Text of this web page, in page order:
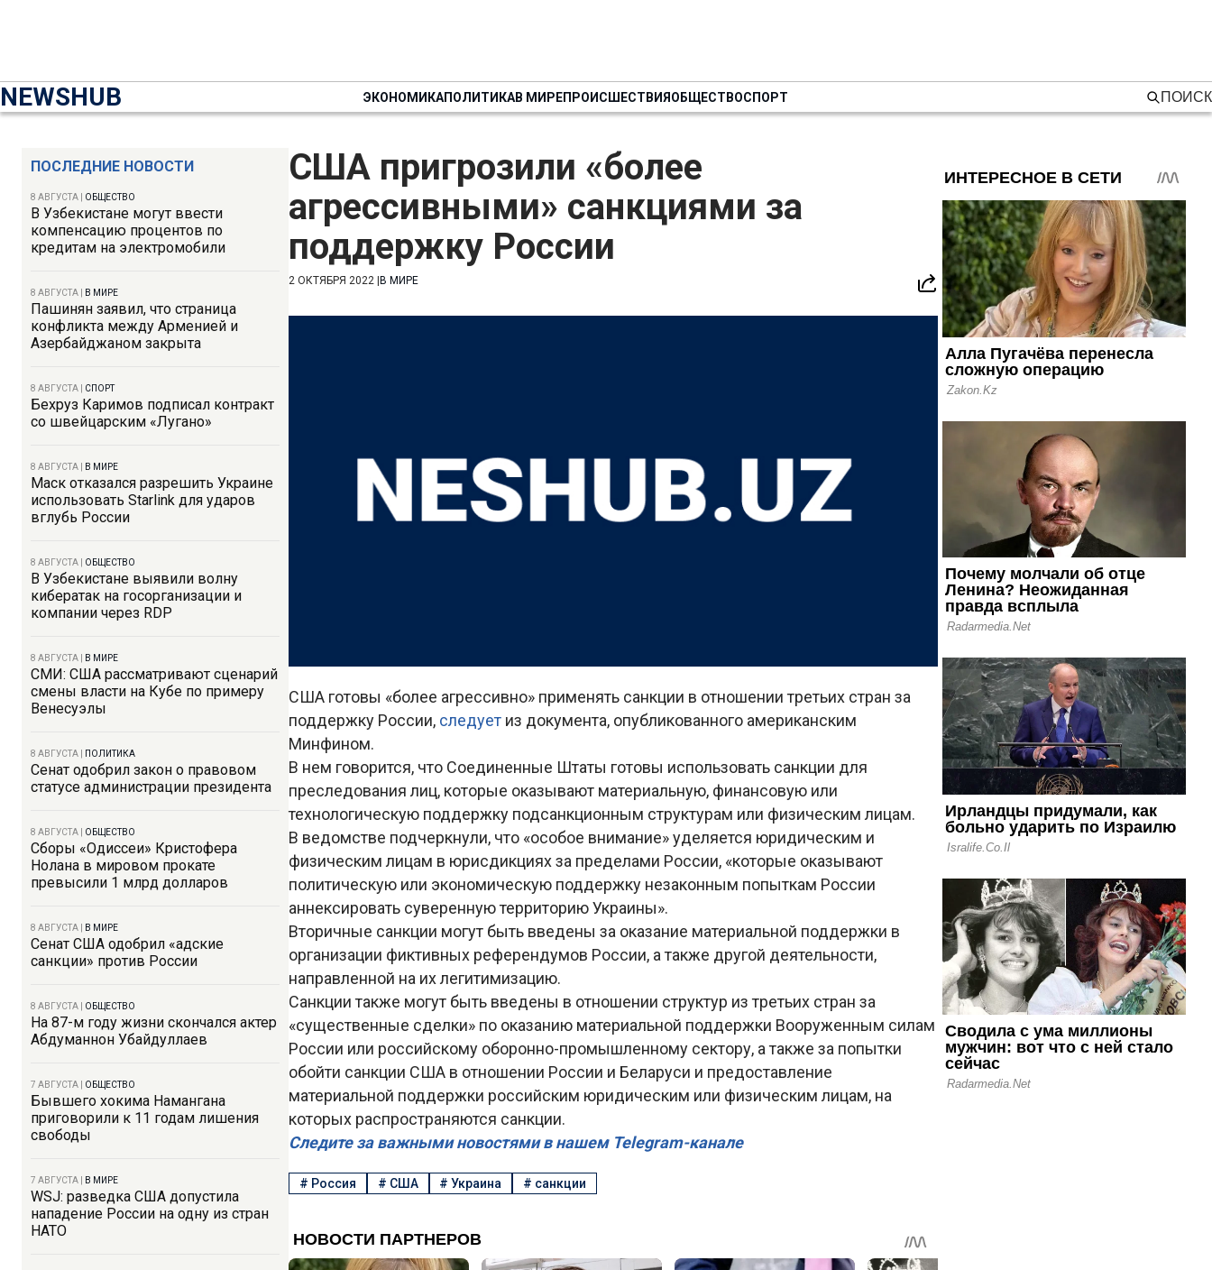
NEWSHUB ЭКОНОМИКАПОЛИТИКАВ МИРЕПРОИСШЕСТВИЯОБЩЕСТВОСПОРТ ПОИСК
ПОСЛЕДНИЕ НОВОСТИ
8 АВГУСТА ОБЩЕСТВО
В Узбекистане могут ввести
компенсацию процентов по
кредитам на электромобили
8 АВГУСТА В МИРЕ
Пашинян заявил, что страница
конфликта между Арменией и
Азербайджаном закрыта
8 АВГУСТА СПОРТ
Бехруз Каримов подписал контракт
со швейцарским «Лугано»
8 АВГУСТА В МИРЕ
Маск отказался разрешить Украине
использовать Starlink для ударов
вглубь России
8 АВГУСТА ОБЩЕСТВО
В Узбекистане выявили волну
кибератак на госорганизации и
компании через RDP
8 АВГУСТА В МИРЕ
СМИ: США рассматривают сценарий
смены власти на Кубе по примеру
Венесуэлы
8 АВГУСТА ПОЛИТИКА
Сенат одобрил закон о правовом
статусе администрации президента
8 АВГУСТА ОБЩЕСТВО
Сборы «Одиссеи» Кристофера
Нолана в мировом прокате
превысили 1 млрд долларов
8 АВГУСТА В МИРЕ
Сенат США одобрил «адские
санкции» против России
8 АВГУСТА ОБЩЕСТВО
На 87-м году жизни скончался актер
Абдуманнон Убайдуллаев
7 АВГУСТА ОБЩЕСТВО
Бывшего хокима Намангана
приговорили к 11 годам лишения
свободы
7 АВГУСТА В МИРЕ
WSJ: разведка США допустила
нападение России на одну из стран
НАТО
США пригрозили «более
агрессивными» санкциями за
поддержку России
2 ОКТЯБРЯ 2022 В МИРЕ
США готовы «более агрессивно» применять санкции в отношении третьих стран за
поддержку России, следует из документа, опубликованного американским
Минфином.
В нем говорится, что Соединенные Штаты готовы использовать санкции для
преследования лиц, которые оказывают материальную, финансовую или
технологическую поддержку подсанкционным структурам или физическим лицам.
В ведомстве подчеркнули, что «особое внимание» уделяется юридическим и
физическим лицам в юрисдикциях за пределами России, «которые оказывают
политическую или экономическую поддержку незаконным попыткам России
аннексировать суверенную территорию Украины».
Вторичные санкции могут быть введены за оказание материальной поддержки в
организации фиктивных референдумов России, а также другой деятельности,
направленной на их легитимизацию.
Санкции также могут быть введены в отношении структур из третьих стран за
«существенные сделки» по оказанию материальной поддержки Вооруженным силам
России или российскому оборонно-промышленному сектору, а также за попытки
обойти санкции США в отношении России и Беларуси и предоставление
материальной поддержки российским юридическим или физическим лицам, на
которых распространяются санкции.
Следите за важными новостями в нашем Telegram-канале
# Россия # США #Украина # санкции